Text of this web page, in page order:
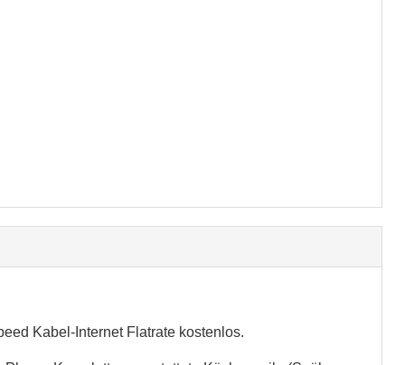
Kabel-Internet Flatrate kostenlos.